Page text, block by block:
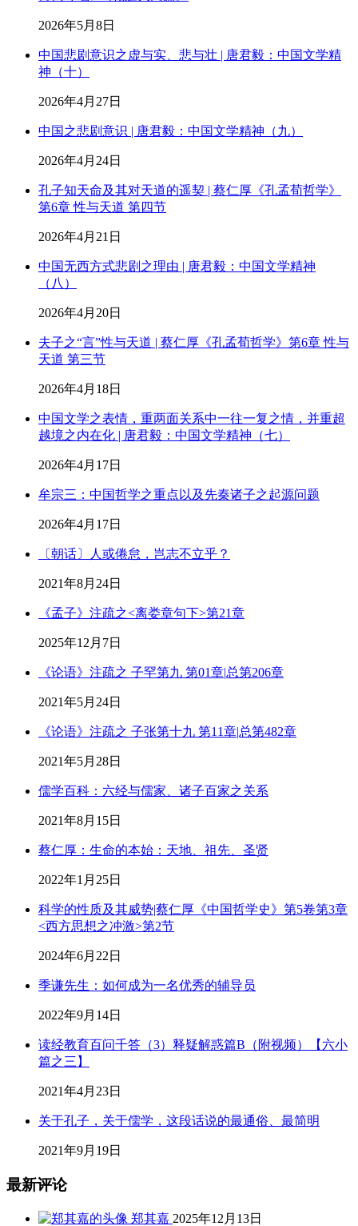
2026年5月8日
中国悲剧意识之虚与实、悲与壮 | 唐君毅：中国文学精
神（十）
2026年4月27日
中国之悲剧意识 | 唐君毅：中国文学精神（九）
2026年4月24日
孔子知天命及其对天道的遥契 | 蔡仁厚《孔孟荀哲学》
第6章 性与天道 第四节
2026年4月21日
中国无西方式悲剧之理由 | 唐君毅：中国文学精神
（八）
2026年4月20日
夫子之“言”性与天道 | 蔡仁厚《孔孟荀哲学》第6章 性与
天道 第三节
2026年4月18日
中国文学之表情，重两面关系中一往一复之情，并重超
越境之内在化 | 唐君毅：中国文学精神（七）
2026年4月17日
牟宗三：中国哲学之重点以及先秦诸子之起源问题
2026年4月17日
〔朝话〕人或倦怠，岂志不立乎？
2021年8月24日
《孟子》注疏之<离娄章句下>第21章
2025年12月7日
《论语》注疏之 子罕第九 第01章|总第206章
2021年5月24日
《论语》注疏之 子张第十九 第11章|总第482章
2021年5月28日
儒学百科：六经与儒家、诸子百家之关系
2021年8月15日
蔡仁厚：生命的本始：天地、祖先、圣贤
2022年1月25日
科学的性质及其威势|蔡仁厚《中国哲学史》第5卷第3章
<西方思想之冲激>第2节
2024年6月22日
季谦先生：如何成为一名优秀的辅导员
2022年9月14日
读经教育百问千答（3）释疑解惑篇B（附视频）【六小
篇之三】
2021年4月23日
关于孔子，关于儒学，这段话说的最通俗、最简明
2021年9月19日
最新评论
郑其嘉 2025年12月13日